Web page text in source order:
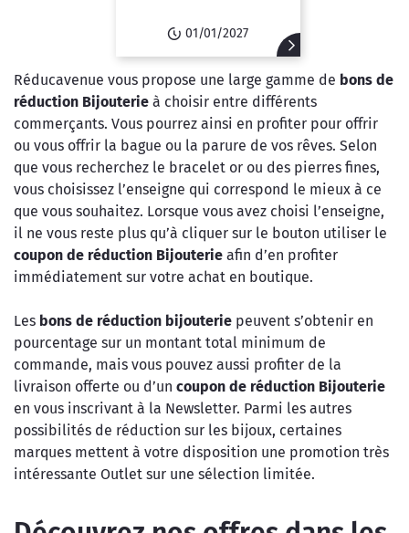
01/01/2027
Réducavenue vous propose une large gamme de bons de
réduction Bijouterie à choisir entre différents
commerçants. Vous pourrez ainsi en profiter pour offrir
ou vous offrir la bague ou la parure de vos rêves. Selon
que vous recherchez le bracelet or ou des pierres fines,
vous choisissez l’enseigne qui correspond le mieux à ce
que vous souhaitez. Lorsque vous avez choisi l’enseigne,
il ne vous reste plus qu’à cliquer sur le bouton utiliser le
coupon de réduction Bijouterie afin d’en profiter
immédiatement sur votre achat en boutique.
Les bons de réduction bijouterie peuvent s’obtenir en
pourcentage sur un montant total minimum de
commande, mais vous pouvez aussi profiter de la
livraison offerte ou d’un coupon de réduction Bijouterie
en vous inscrivant à la Newsletter. Parmi les autres
possibilités de réduction sur les bijoux, certaines
marques mettent à votre disposition une promotion très
intéressante Outlet sur une sélection limitée.